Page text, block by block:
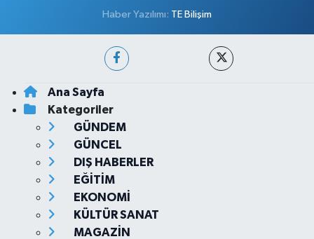
Haber Yazılımı: TE Bilişim
Ana Sayfa
Kategoriler
GÜNDEM
GÜNCEL
DIŞ HABERLER
EĞİTİM
EKONOMİ
KÜLTÜR SANAT
MAGAZİN